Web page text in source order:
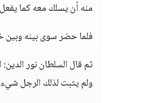
منه أن يسلك معه كما
فلما حضر سوى بينه وبين
ثم قال السلطان نور
ولم يثبت لذلك الرجل